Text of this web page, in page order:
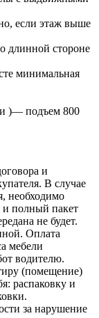
если этаж выше
длинной стороне
минимальная
)— подъем 800
и
В случае
необходимо
и полный пакет
не будет.
Оплата
мебели
водителю.
(помещение)
распаковку и
за нарушение